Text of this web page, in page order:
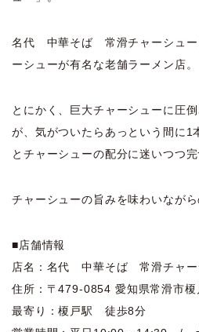
名代 中華そば 常滑チャーシュー
ーシューが有名な老舗ラーメン店。
とにかく、巨大チャーシューに圧
が、気がついたらあっという間に1
とチャーシューの配分に迷いつつ完
チャーシューの旨みを味わいながら
■店舗情報
店名：名代 中華そば 常滑チャー
住所：〒479-0854 愛知県常滑市榎
最寄り：榎戸駅 徒歩8分